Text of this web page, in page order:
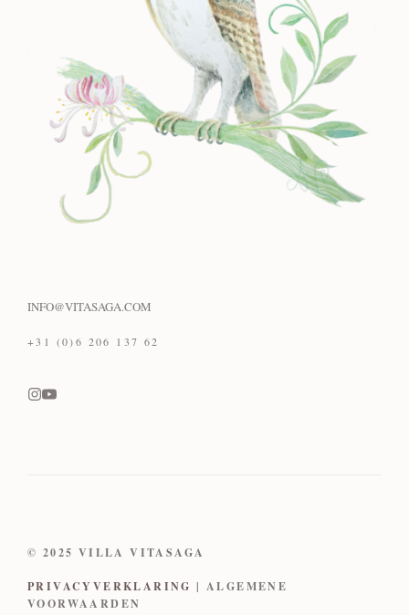
INFO@VITASAGA.COM
+31 (0)6 206 137 62
© 2025 VILLA VITASAGA
PRIVACYVERKLARING | ALGEMENE
VOORWAARDEN